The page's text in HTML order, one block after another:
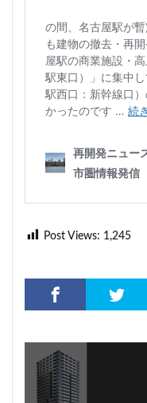
Post Views: 1,245